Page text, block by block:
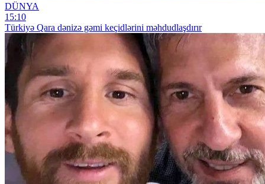
DÜNYA
15:10
Türkiyə Qara dənizə gəmi keçidlərini məhdudlaşdırır